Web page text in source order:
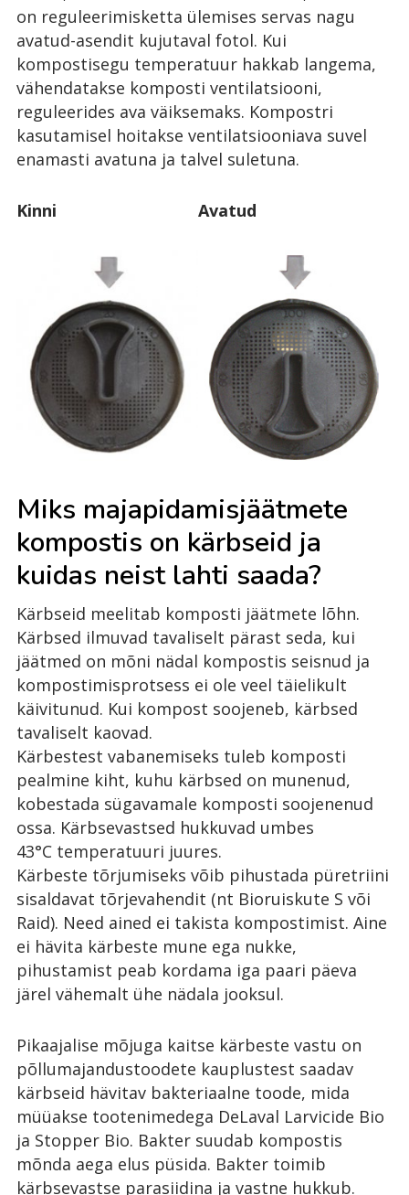
on reguleerimisketta ülemises servas nagu
avatud-asendit kujutaval fotol. Kui
kompostisegu temperatuur hakkab langema,
vähendatakse komposti ventilatsiooni,
reguleerides ava väiksemaks. Kompostri
kasutamisel hoitakse ventilatsiooniava suvel
enamasti avatuna ja talvel suletuna.
Kinni Avatud
Miks majapidamisjäätmete
kompostis on kärbseid ja
kuidas neist lahti saada?
Kärbseid meelitab komposti jäätmete lõhn.
Kärbsed ilmuvad tavaliselt pärast seda, kui
jäätmed on mõni nädal kompostis seisnud ja
kompostimisprotsess ei ole veel täielikult
käivitunud. Kui kompost soojeneb, kärbsed
tavaliselt kaovad.
Kärbestest vabanemiseks tuleb komposti
pealmine kiht, kuhu kärbsed on munenud,
kobestada sügavamale komposti soojenenud
ossa. Kärbsevastsed hukkuvad umbes
43°C temperatuuri juures.
Kärbeste tõrjumiseks võib pihustada püretriini
sisaldavat tõrjevahendit (nt Bioruiskute S või
Raid). Need ained ei takista kompostimist. Aine
ei hävita kärbeste mune ega nukke,
pihustamist peab kordama iga paari päeva
järel vähemalt ühe nädala jooksul.
Pikaajalise mõjuga kaitse kärbeste vastu on
põllumajandustoodete kauplustest saadav
kärbseid hävitav bakteriaalne toode, mida
müüakse tootenimedega DeLaval Larvicide Bio
ja Stopper Bio. Bakter suudab kompostis
mõnda aega elus püsida. Bakter toimib
kärbsevastse parasiidina ja vastne hukkub.